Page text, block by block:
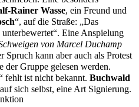
Rainer Wasse, ein Freund und
“, auf die Straße: „Das
Eine Anspielung
von Marcel Duchamp
kann aber auch als Protest
der Gruppe gelesen werden.
fehlt ist nicht bekannt. Buchwald
auf sich selbst, eine Art Signierung.